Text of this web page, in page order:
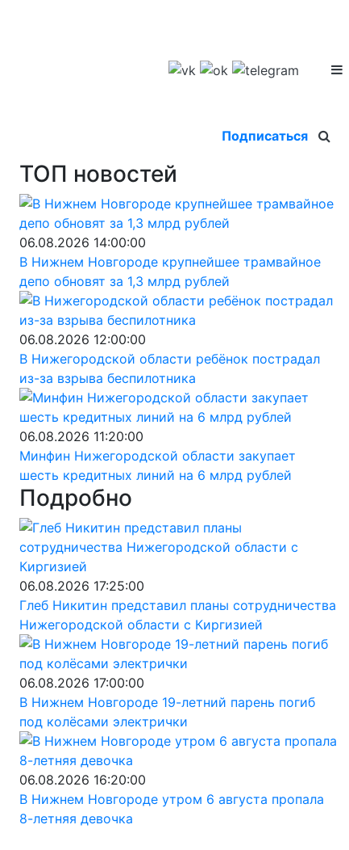
Подписаться
ТОП новостей
06.08.2026 14:00:00
В Нижнем Новгороде крупнейшее трамвайное
депо обновят за 1,3 млрд рублей
06.08.2026 12:00:00
В Нижегородской области ребёнок пострадал
из-за взрыва беспилотника
06.08.2026 11:20:00
Минфин Нижегородской области закупает
шесть кредитных линий на 6 млрд рублей
Подробно
06.08.2026 17:25:00
Глеб Никитин представил планы сотрудничества
Нижегородской области с Киргизией
06.08.2026 17:00:00
В Нижнем Новгороде 19-летний парень погиб
под колёсами электрички
06.08.2026 16:20:00
В Нижнем Новгороде утром 6 августа пропала
8-летняя девочка